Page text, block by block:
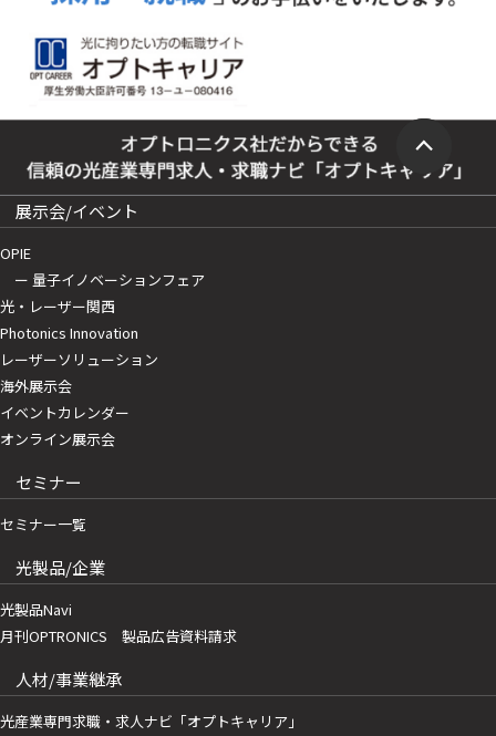
展示会/イベント
OPIE
ー 量子イノベーションフェア
光・レーザー関西
Photonics Innovation
レーザーソリューション
海外展示会
イベントカレンダー
オンライン展示会
セミナー
セミナー一覧
光製品/企業
光製品Navi
月刊OPTRONICS 製品広告資料請求
人材/事業継承
光産業専門求職・求人ナビ「オプトキャリア」